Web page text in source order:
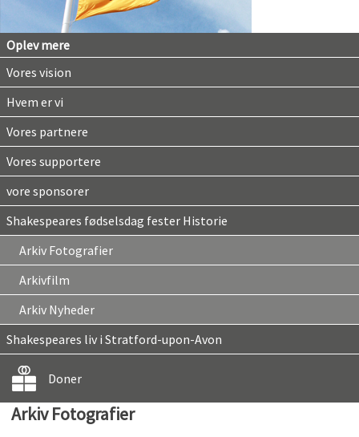
Oplev mere
Vores vision
Hvem er vi
Vores partnere
Vores supportere
vore sponsorer
Shakespeares fødselsdag fester Historie
Arkiv Fotografier
Arkivfilm
Arkiv Nyheder
Shakespeares liv i Stratford-upon-Avon
Doner
Arkiv Fotografier